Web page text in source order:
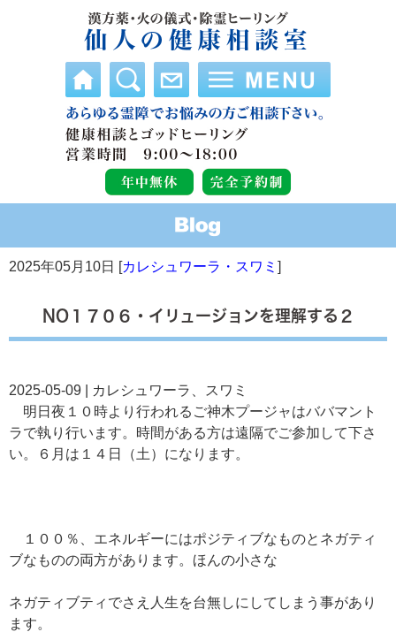
2025年05月10日 [カレシュワーラ・スワミ ]
NO１７０６・イリュージョンを理解する２
2025-05-09 | カレシュワーラ、スワミ
明日夜１０時より行われるご神木プージャはババマント
ラで執り行います。時間がある方は遠隔でご参加して下さ
い。６月は１４日（土）になります。
１００％、エネルギーにはポジティブなものとネガティ
ブなものの両方があります。ほんの小さな
ネガティブティでさえ人生を台無しにしてしまう事があり
ます。